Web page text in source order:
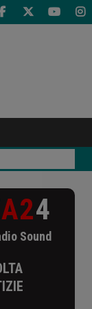
4
Sound